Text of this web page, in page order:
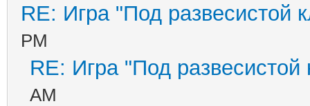
RE: Игра "Под развесистой
PM
RE: Игра "Под развесистой
AM